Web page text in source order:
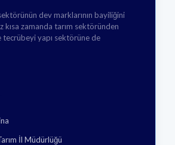
dev marklarının bayiliğini
kısa zamanda tarım sektöründen
tecrübeyi yapı sektörüne de
İl Müdürlüğü